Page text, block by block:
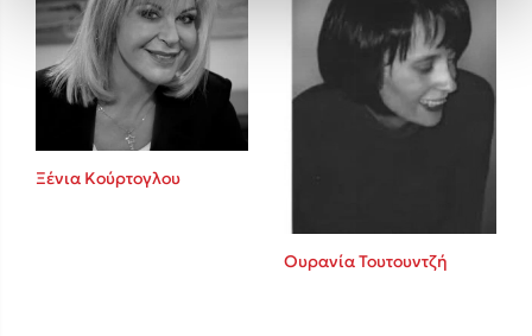
Ξένια Κούρτογλου
Ουρανία Τουτουντζή